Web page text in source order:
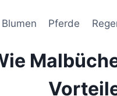
Blumen Pferde